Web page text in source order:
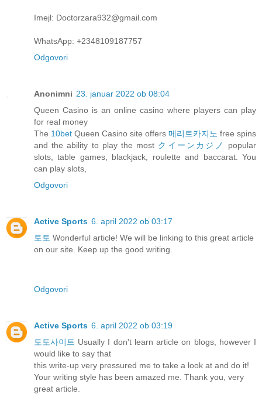
Imejl: Doctorzara932@gmail.com
WhatsApp: +2348109187757
Odgovori
Anonimni 23. januar 2022 ob 08:04
Queen Casino is an online casino where players can play
for real money
The 10bet Queen Casino site offers 메리트카지노 free spins
and the ability to play the most クイーンカジノ
popular
slots, table games, blackjack, roulette and baccarat. You
can play slots,
Odgovori
Active Sports 6. april 2022 ob 03:17
토토 Wonderful article! We will be linking to this great article
on our site. Keep up the good writing.
Odgovori
Active Sports 6. april 2022 ob 03:19
토토사이트 Usually I don't learn article on blogs, however I
would like to say that
this write-up very pressured me to take a look at and do it!
Your writing style has been amazed me. Thank you, very
great article.